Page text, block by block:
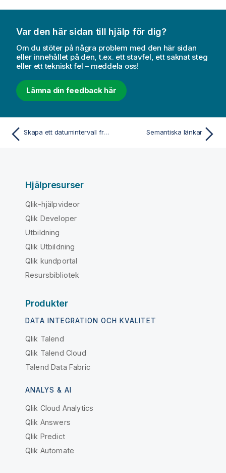
Var den här sidan till hjälp för dig?
Om du stöter på några problem med den här sidan
eller innehållet på den, t.ex. ett stavfel, ett saknat steg
eller ett tekniskt fel – meddela oss!
Lämna din feedback här
Skapa ett datumintervall från ett enskilt datum Semantiska länkar
Hjälpresurser
Qlik-hjälpvideor
Qlik Developer
Utbildning
Qlik Utbildning
Qlik kundportal
Resursbibliotek
Produkter
DATA INTEGRATION OCH KVALITET
Qlik Talend
Qlik Talend Cloud
Talend Data Fabric
ANALYS & AI
Qlik Cloud Analytics
Qlik Answers
Qlik Predict
Qlik Automate